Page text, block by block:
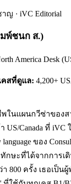
ญ · iVC Editorial
พ์ชนก ส.)
America Desk
คสที่ดูแล: 4,200+
ในแผนกวีซ่าของส
Canada ที่ iVC
ของ
กษะที่ได้จากการเ
800 ครั้ง เธอเป็น